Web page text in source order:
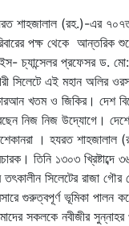
শাহজালাল (রহ.)-এর
পক্ষ থেকে আন্তরিক
চ্যান্সেলর প্রফেসর ড.
সিলেটে এই মহান অলির
খতম ও জিকির। দেশ
নিজ নিজ উদ্যোগে।
। হযরত শাহজালাল
তিনি ১৩০৩
তৎকালীন সিলেটের রাজা
গুরুত্বপূর্ণ ভূমিকা পালন
সকলকে নবীজীর